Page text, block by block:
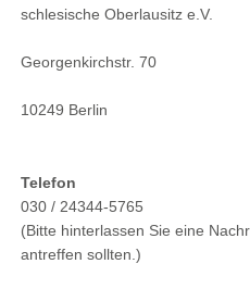
schlesische Oberlausitz e.V.
Georgenkirchstr. 70
10249 Berlin
Telefon
030 / 24344-5765
(Bitte hinterlassen Sie eine
antreffen sollten.)